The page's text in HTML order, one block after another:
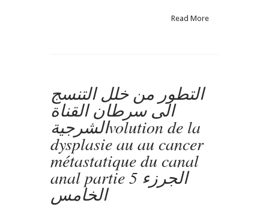
Read More
التطور من خلل التنسج
الى سرطان القناة
الشرجيةvolution de la
dysplasie au au cancer
métastatique du canal
anal partie 5 الجرزء
الخامس